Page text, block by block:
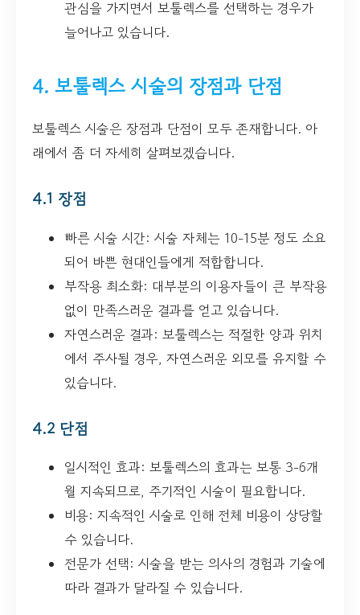
관심을 가지면서 보툴렉스를 선택하는 경우가
늘어나고 있습니다.
4. 보툴렉스 시술의 장점과 단점
보툴렉스 시술은 장점과 단점이 모두 존재합니다. 아
래에서 좀 더 자세히 살펴보겠습니다.
4.1 장점
빠른 시술 시간: 시술 자체는 10-15분 정도 소요
되어 바쁜 현대인들에게 적합합니다.
부작용 최소화: 대부분의 이용자들이 큰 부작용
없이 만족스러운 결과를 얻고 있습니다.
자연스러운 결과: 보툴렉스는 적절한 양과 위치
에서 주사될 경우, 자연스러운 외모를 유지할 수
있습니다.
4.2 단점
일시적인 효과: 보툴렉스의 효과는 보통 3-6개
월 지속되므로, 주기적인 시술이 필요합니다.
비용: 지속적인 시술로 인해 전체 비용이 상당할
수 있습니다.
전문가 선택: 시술을 받는 의사의 경험과 기술에
따라 결과가 달라질 수 있습니다.